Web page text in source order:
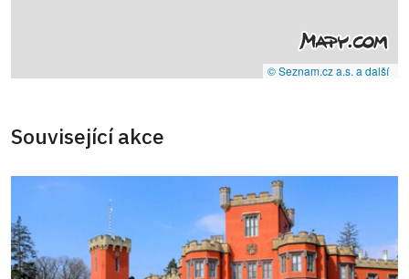
© Seznam.cz a.s. a další
Související akce